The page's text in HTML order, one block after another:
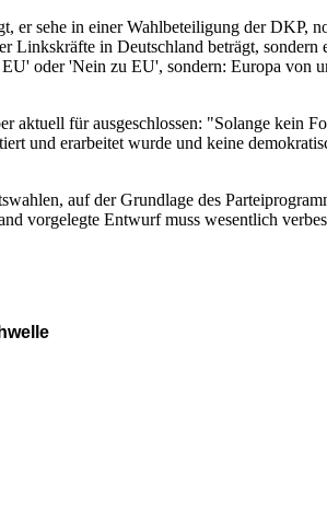
er sehe in einer Wahlbeteiligung der DKP,
in Deutschland beträgt, sondern
oder 'Nein zu EU', sondern: Europa von
für ausgeschlossen: "Solange kein
und erarbeitet wurde und keine
auf der Grundlage des
vorgelegte Entwurf muss wesentlich